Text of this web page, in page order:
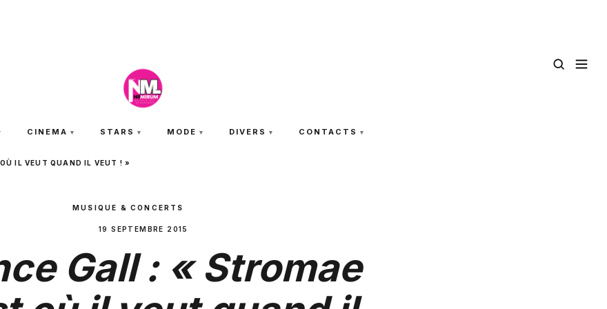
CINEMA STARS MODE DIVERS CONTACTS
IL VEUT QUAND IL VEUT ! »
MUSIQUE & CONCERTS
19 SEPTEMBRE 2015
Gall : « Stromae